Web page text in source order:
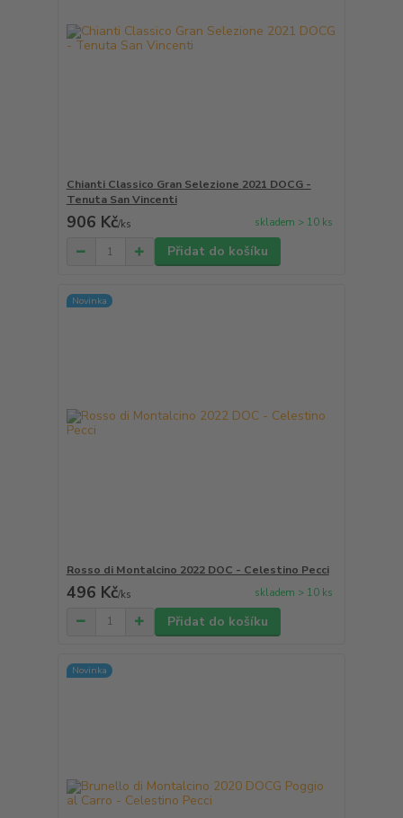
Chianti Classico Gran Selezione 2021 DOCG -
Tenuta San Vincenti
906 Kč/ks skladem > 10 ks
Přidat do košíku
Novinka
Rosso di Montalcino 2022 DOC - Celestino Pecci
496 Kč/ks skladem > 10 ks
Přidat do košíku
Novinka